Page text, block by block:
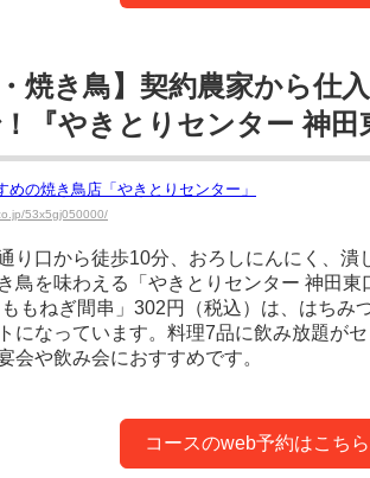
・焼き鳥】契約農家から仕
『やきとりセンター 神田
53x5gj050000/
り口から徒歩10分、おろしにんにく、潰
鳥を味わえる「やきとりセンター 神田東
ももねぎ間串」302円（税込）は、はち
になっています。料理7品に飲み放題が
会や飲み会におすすめです。
コースのweb予約はこちら